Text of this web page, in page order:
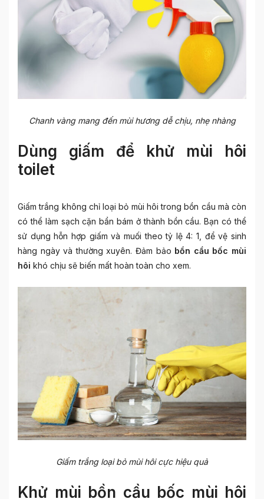
Chanh vàng mang đến mùi hương dễ chịu, nhẹ nhàng
Dùng giấm để khử mùi hôi
toilet
Giấm trắng không chỉ loại bỏ mùi hôi trong bồn cầu mà còn
có thể làm sạch cặn bẩn bám ở thành bồn cầu. Bạn có thể
sử dụng hỗn hợp giấm và muối theo tỷ lệ 4: 1, để vệ sinh
hàng ngày và thường xuyên. Đảm bảo bồn cầu bốc mùi
hôi khó chịu sẽ biến mất hoàn toàn cho xem.
Giấm trắng loại bỏ mùi hôi cực hiệu quả
Khử mùi bồn cầu bốc mùi hôi